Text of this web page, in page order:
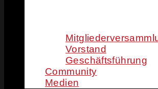
Vorstand
Geschäftsführung
Community
Medien